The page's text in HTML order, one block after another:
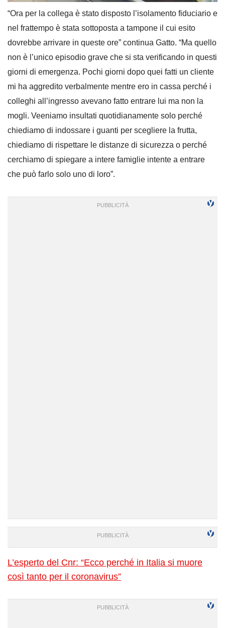
“Ora per la collega è stato disposto l’isolamento fiduciario e
nel frattempo è stata sottoposta a tampone il cui esito
dovrebbe arrivare in queste ore” continua Gatto. “Ma quello
non è l’unico episodio grave che si sta verificando in questi
giorni di emergenza. Pochi giorni dopo quei fatti un cliente
mi ha aggredito verbalmente mentre ero in cassa perché i
colleghi all’ingresso avevano fatto entrare lui ma non la
mogli. Veeniamo insultati quotidianamente solo perché
chiediamo di indossare i guanti per scegliere la frutta,
chiediamo di rispettare le distanze di sicurezza o perché
cerchiamo di spiegare a intere famiglie intente a entrare
che può farlo solo uno di loro”.
L’esperto del Cnr: “Ecco perché in Italia si muore
così tanto per il coronavirus”